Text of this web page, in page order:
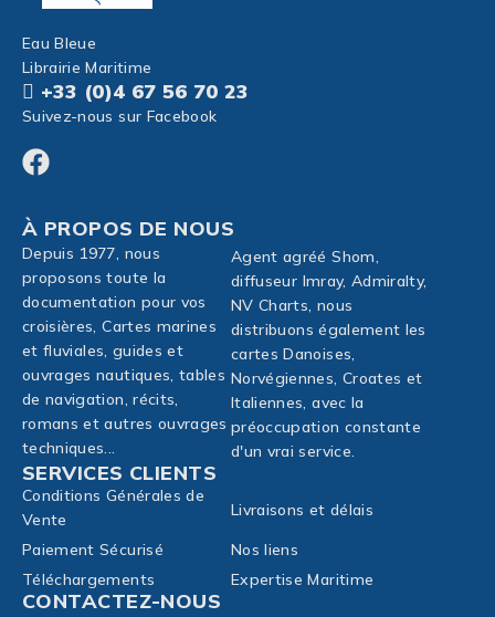
Eau Bleue
Librairie Maritime
+33 (0)4 67 56 70 23
Suivez-nous sur Facebook
À PROPOS DE NOUS
Depuis 1977, nous
proposons toute la
documentation pour vos
croisières, Cartes marines
et fluviales, guides et
ouvrages nautiques, tables
de navigation, récits,
romans et autres ouvrages
techniques...
Agent agréé Shom,
diffuseur Imray, Admiralty,
NV Charts, nous
distribuons également les
cartes Danoises,
Norvégiennes, Croates et
Italiennes, avec la
préoccupation constante
d'un vrai service.
SERVICES CLIENTS
Conditions Générales de
Vente
Livraisons et délais
Paiement Sécurisé
Nos liens
Téléchargements
Expertise Maritime
CONTACTEZ-NOUS